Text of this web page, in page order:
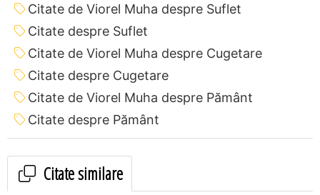
Citate de Viorel Muha despre Suflet
Citate despre Suflet
Citate de Viorel Muha despre Cugetare
Citate despre Cugetare
Citate de Viorel Muha despre Pământ
Citate despre Pământ
Citate similare